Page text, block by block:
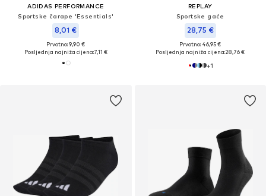
ADIDAS PERFORMANCE
Sportske čarape 'Essentials'
8,01 €
Prvotno: 9,90 €
Posljednja najniža cijena:7,11 €
REPLAY
Sportske gaće
28,75 €
Prvotno: 46,95 €
Posljednja najniža cijena:28,76 €
+1